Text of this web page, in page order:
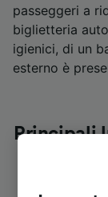
passeggeri a
biglietteria
igienici, di un
esterno è
Principali